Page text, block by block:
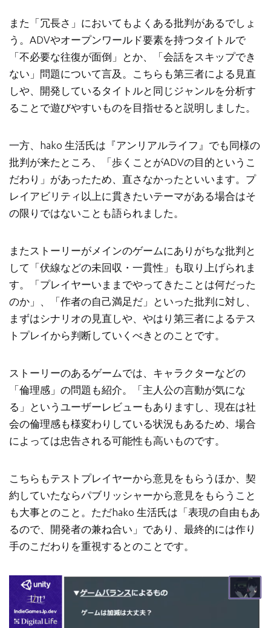
また「冗長さ」においてもよくある批判があるでしょ
う。ADVやオープンワールド要素を持つタイトルで
「不必要な往復が面倒」とか、「会話をスキップでき
ない」問題について言及。こちらも第三者による見直
しや、開発しているタイトルと同じジャンルを分析す
ることで遊びやすいものを目指せると説明しました。
一方、hako 生活氏は『アンリアルライフ』でも同様の
批判が来たところ、「歩くことがADVの目的というこ
だわり」があったため、直さなかったといいます。プ
レイアビリティ以上に貫きたいテーマがある場合はそ
の限りではないことも語られました。
またストーリーがメインのゲームにありがちな批判と
して「伏線などの未回収・一貫性」も取り上げられま
す。「プレイヤーいままでやってきたことは何だった
のか」、「作者の自己満足だ」といった批判に対し、
まずはシナリオの見直しや、やはり第三者によるテス
トプレイから判断していくべきとのことです。
ストーリーのあるゲームでは、キャラクターなどの
「倫理感」の問題も紹介。「主人公の言動が気にな
る」というユーザーレビューもありますし、現在は社
会の倫理感も様変わりしている状況もあるため、場合
によっては忠告される可能性も高いものです。
こちらもテストプレイヤーから意見をもらうほか、契
約していたならパブリッシャーから意見をもらうこと
も大事とのこと。ただhako 生活氏は「表現の自由もあ
るので、開発者の兼ね合い」であり、最終的には作り
手のこだわりを重視するとのことです。